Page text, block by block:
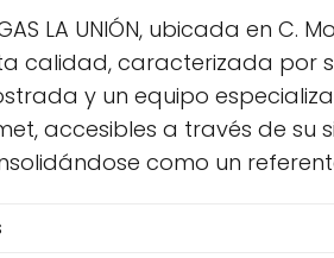
LA UNIÓN, ubicada en
calidad, caracterizada por
y un equipo
accesibles a través de su
como un